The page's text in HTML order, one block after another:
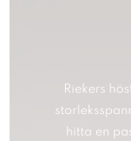
Riekers
hitta en